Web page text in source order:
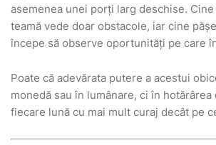
asemenea unei porți larg deschise.
teamă vede doar obstacole, iar cine
începe să observe oportunități pe care
Poate că adevărata putere a acestui
monedă sau în lumânare, ci în hotărârea
fiecare lună cu mai mult curaj decât pe